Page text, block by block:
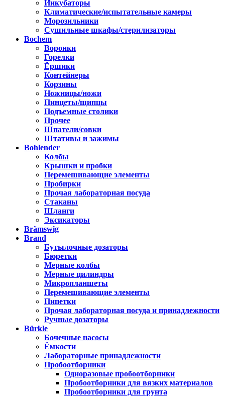
Инкубаторы
Климатические/испытательные камеры
Морозильники
Сушильные шкафы/стерилизаторы
Bochem
Воронки
Горелки
Ёршики
Контейнеры
Корзины
Ножницы/ножи
Пинцеты/щипцы
Подъемные столики
Прочее
Шпатели/совки
Штативы и зажимы
Bohlender
Колбы
Крышки и пробки
Перемешивающие элементы
Пробирки
Прочая лабораторная посуда
Стаканы
Шланги
Эксикаторы
Brämswig
Brand
Бутылочные дозаторы
Бюретки
Мерные колбы
Мерные цилиндры
Микропланшеты
Перемешивающие элементы
Пипетки
Прочая лабораторная посуда и принадлежности
Ручные дозаторы
Bürkle
Бочечные насосы
Ёмкости
Лабораторные принадлежности
Пробоотборники
Одноразовые пробоотборники
Пробоотборники для вязких материалов
Пробоотборники для грунта